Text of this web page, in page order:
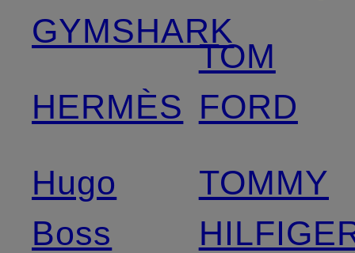
GYMSHARK
HERMÈS
Hugo
Boss
TOM
FORD
TOMMY